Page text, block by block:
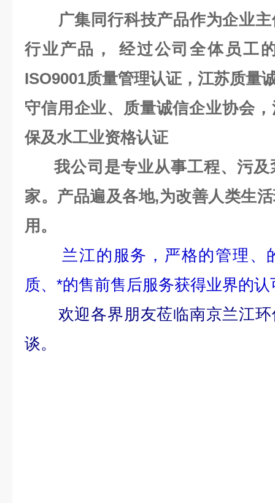
广集同行科技产品作为企业主
行业产品， 经过公司全体员工
ISO9001质量管理认证，江苏质量
守信用企业、质量诚信企业协会
保及水工业资格认证
我公司是专业从事工程、污及
家。产品遍及各地,为改善人类生
用。
兰江的服务，严格的管理、
质、*的售前售后服务获得业界的认
欢迎各界朋友莅临南京兰江
谈。